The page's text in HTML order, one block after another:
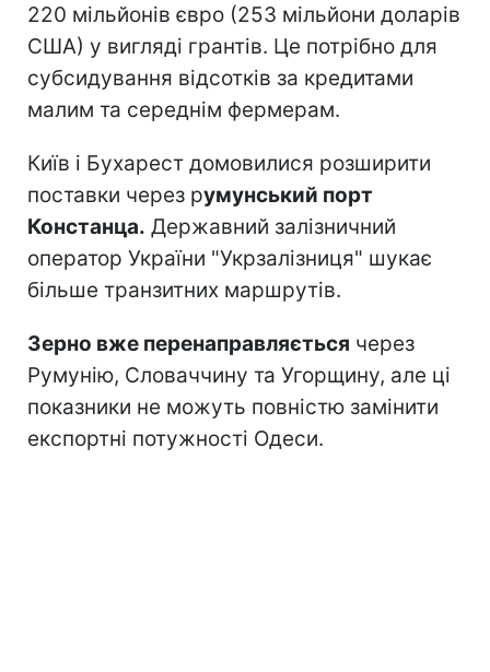
220 мільйонів євро (253 мільйони доларів
США) у вигляді грантів. Це потрібно для
субсидування відсотків за кредитами
малим та середнім фермерам.
Київ і Бухарест домовилися розширити
поставки через румунський порт
Констанца. Державний залізничний
оператор України "Укрзалізниця" шукає
більше транзитних маршрутів.
Зерно вже перенаправляється через
Румунію, Словаччину та Угорщину, але ці
показники не можуть повністю замінити
експортні потужності Одеси.